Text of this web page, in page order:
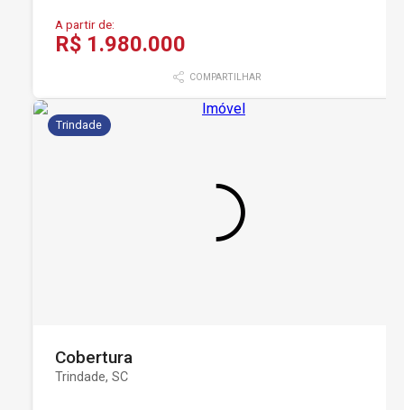
A partir de:
R$ 1.980.000
COMPARTILHAR
Trindade
Cobertura
Trindade, SC